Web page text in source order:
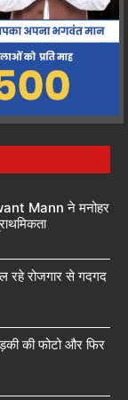
Mann ने मनोहर
रहे रोजगार से गदगद
की फोटो और फिर